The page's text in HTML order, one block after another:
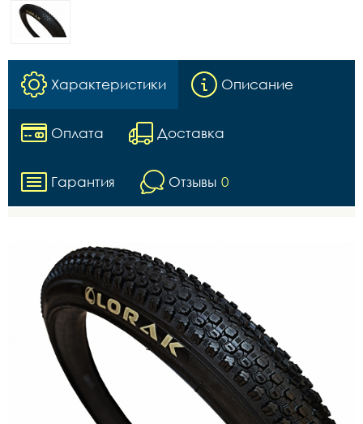
Характеристики Описание
Оплата Доставка
Гарантия Отзывы 0